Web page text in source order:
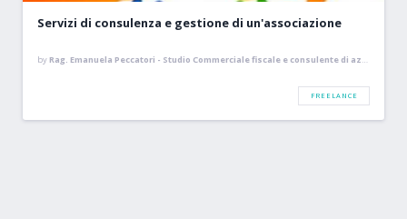
Servizi di consulenza e gestione di un'associazione
byRag. Emanuela Peccatori - Studio Commerciale fiscale e consulente di azienda
FREELANCE